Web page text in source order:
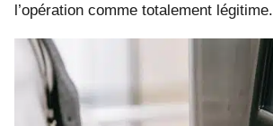
l’opération comme totalement légitime.